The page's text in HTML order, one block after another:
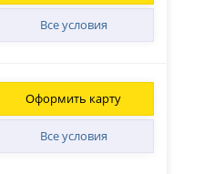
Все условия
Все условия
Оформить карту